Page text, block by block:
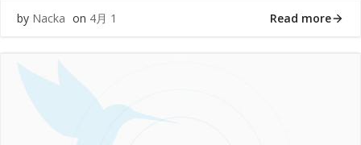
by Nacka on 4月 1 Read more